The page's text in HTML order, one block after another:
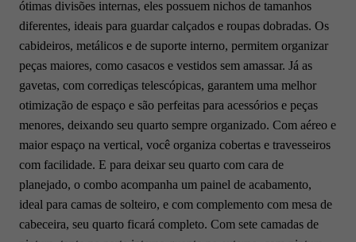
ótimas divisões internas, eles possuem nichos de tamanhos
diferentes, ideais para guardar calçados e roupas dobradas. Os
cabideiros, metálicos e de suporte interno, permitem organizar
peças maiores, como casacos e vestidos sem amassar. Já as
gavetas, com corrediças telescópicas, garantem uma melhor
otimização de espaço e são perfeitas para acessórios e peças
menores, deixando seu quarto sempre organizado. Com aéreo e
maior espaço na vertical, você organiza cobertas e travesseiros
com facilidade. E para deixar seu quarto com cara de
planejado, o combo acompanha um painel de acabamento,
ideal para camas de solteiro, e com complemento com mesa de
cabeceira, seu quarto ficará completo. Com sete camadas de